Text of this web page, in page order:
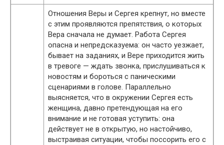
Отношения Веры и Сергея крепнут, но вместе
с этим проявляются препятствия, о которых
Вера сначала не думает. Работа Сергея
опасна и непредсказуема: он часто уезжает,
бывает на заданиях, и Вере приходится жить
в тревоге — ждать звонка, прислушиваться к
новостям и бороться с паническими
сценариями в голове. Параллельно
выясняется, что в окружении Сергея есть
женщина, давно претендующая на его
внимание и не готовая уступить: она
действует не в открытую, но настойчиво,
выстраивая ситуации, чтобы поссорить его с